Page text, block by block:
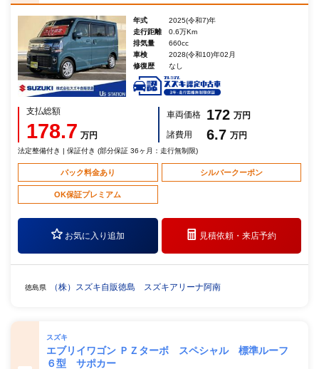
年式
2025(令和7)年
走行距離
0.6万Km
排気量
660cc
車検
2028(令和10)年02月
修復歴
なし
支払総額
178.7 万円
車両価格 172 万円
諸費用
6.7 万円
法定整備付き | 保証付き (部分保証 36ヶ月：走行無制限)
パック料金あり シルバークーポン
OK保証プレミアム
お気に入り追加 見積依頼・来店予約
徳島県 （株）スズキ自販徳島 スズキアリーナ阿南
スズキ
エブリイワゴン ＰＺターボ スペシャル 標準ルーフ
６型 サポカー